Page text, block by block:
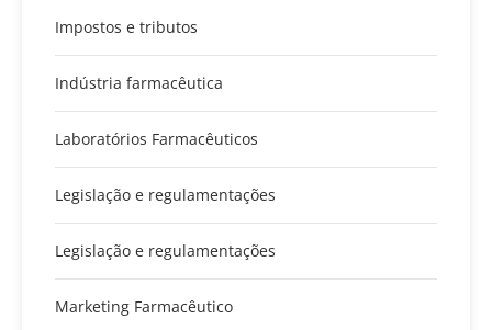
Impostos e tributos
Indústria farmacêutica
Laboratórios Farmacêuticos
Legislação e regulamentações
Legislação e regulamentações
Marketing Farmacêutico